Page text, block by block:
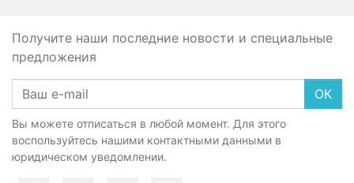
Получите наши последние новости и специальные
предложения
ОК
Вы можете отписаться в любой момент. Для этого
воспользуйтесь нашими контактными данными в
юридическом уведомлении.